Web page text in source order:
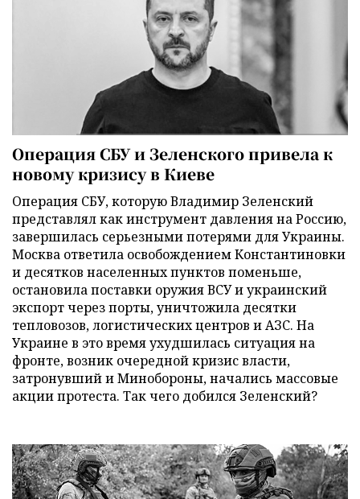
Операция СБУ и Зеленского привела к
новому кризису в Киеве
Операция СБУ, которую Владимир Зеленский
представлял как инструмент давления на Россию,
завершилась серьезными потерями для Украины.
Москва ответила освобождением Константиновки
и десятков населенных пунктов поменьше,
остановила поставки оружия ВСУ и украинский
экспорт через порты, уничтожила десятки
тепловозов, логистических центров и АЗС. На
Украине в это время ухудшилась ситуация на
фронте, возник очередной кризис власти,
затронувший и Минобороны, начались массовые
акции протеста. Так чего добился Зеленский?